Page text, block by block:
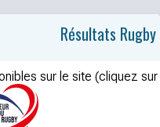
Résultats Rugby
sur le site (cliquez sur